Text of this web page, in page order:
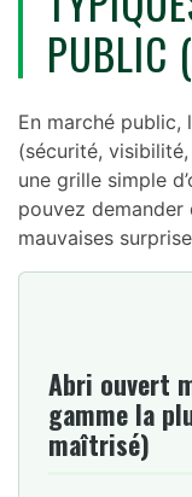
PUBLIC
En marché
(sécurité,
une grille simple
pouvez demander
mauvaises
Abri ouvert
gamme la
maîtrisé)